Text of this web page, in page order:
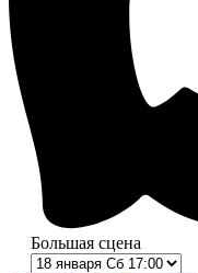
Большая сцена